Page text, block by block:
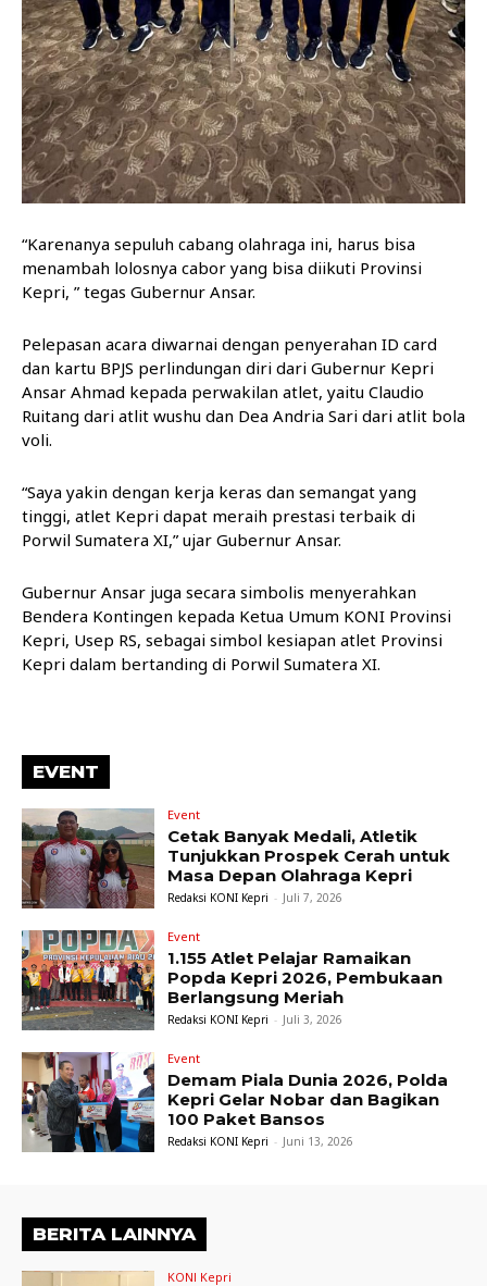
“Karenanya sepuluh cabang olahraga ini, harus bisa
menambah lolosnya cabor yang bisa diikuti Provinsi
Kepri, ” tegas Gubernur Ansar.
Pelepasan acara diwarnai dengan penyerahan ID card
dan kartu BPJS perlindungan diri dari Gubernur Kepri
Ansar Ahmad kepada perwakilan atlet, yaitu Claudio
Ruitang dari atlit wushu dan Dea Andria Sari dari atlit bola
voli.
“Saya yakin dengan kerja keras dan semangat yang
tinggi, atlet Kepri dapat meraih prestasi terbaik di
Porwil Sumatera XI,” ujar Gubernur Ansar.
Gubernur Ansar juga secara simbolis menyerahkan
Bendera Kontingen kepada Ketua Umum KONI Provinsi
Kepri, Usep RS, sebagai simbol kesiapan atlet Provinsi
Kepri dalam bertanding di Porwil Sumatera XI.
EVENT
Event
Cetak Banyak Medali, Atletik
Tunjukkan Prospek Cerah untuk
Masa Depan Olahraga Kepri
Redaksi KONI Kepri - Juli 7, 2026
Event
1.155 Atlet Pelajar Ramaikan
Popda Kepri 2026, Pembukaan
Berlangsung Meriah
Redaksi KONI Kepri - Juli 3, 2026
Event
Demam Piala Dunia 2026, Polda
Kepri Gelar Nobar dan Bagikan
100 Paket Bansos
Redaksi KONI Kepri - Juni 13, 2026
BERITA LAINNYA
KONI Kepri